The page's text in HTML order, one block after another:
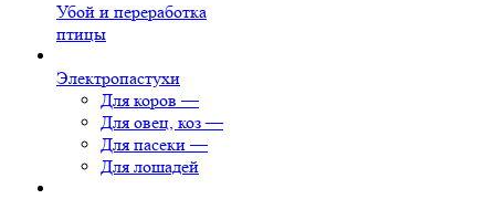
Убой и переработка
птицы
Электропастухи
Для коров —
Для овец, коз —
Для пасеки —
Для лошадей